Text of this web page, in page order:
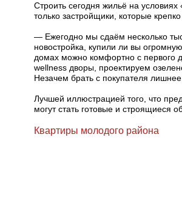
Строить сегодня жильё на
только застройщики, которые крепко
— Ежегодно мы сдаём несколько
новостройка, купили ли вы
домах можно комфортно с первого
wellness дворы, проектируем
Незачем брать с покупателя
Лучшей иллюстрацией того, что
могут стать готовые и строящиеся
Квартиры молодого района